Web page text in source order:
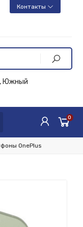
Контакты
Южный
0
OnePlus